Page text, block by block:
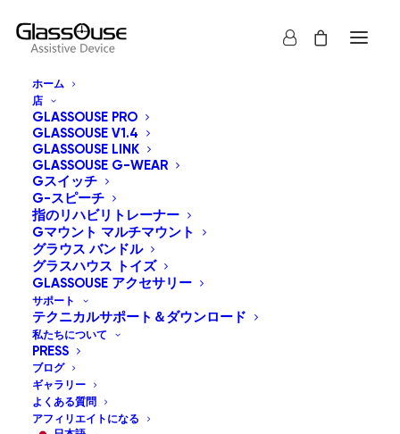
ホーム
店
GLASSOUSE PRO
GLASSOUSE V1.4
GLASSOUSE LINK
GLASSOUSE G-WEAR
Gスイッチ
G-スピーチ
指のリハビリトレーナー
Gマウント マルチマウント
グラウス バンドル
グラスハウス トイズ
GLASSOUSE アクセサリー
サポート
テクニカルサポート＆ダウンロード
私たちについて
PRESS
ブログ
ギャラリー
よくある質問
アフィリエイトになる
すべて表示
デフォルト表示
新しい順に並べ替え
価格順: 高い 安い